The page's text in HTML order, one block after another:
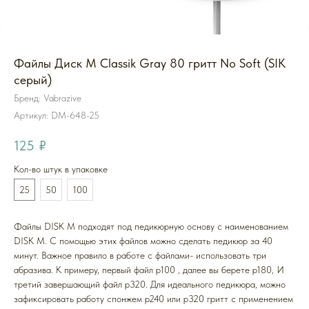
Файлы Диск M Classik Gray 80 гритт No Soft (SIK
серый)
Бренд: Vabrazive
Артикул: DM-648-25
125 ₽
Кол-во штук в упаковке
25
50 100
Файлы DISK M подходят под педикюрную основу с наименованием
DISK M. С помощью этих файлов можно сделать педикюр за 40
минут. Важное правило в работе с файлами- использовать три
абразива. К примеру, первый файл p100 , далее вы берете p180, И
третий завершающий файл p320. Для идеального педикюра, можно
зафиксировать работу спонжем p240 или p320 гритт с применением